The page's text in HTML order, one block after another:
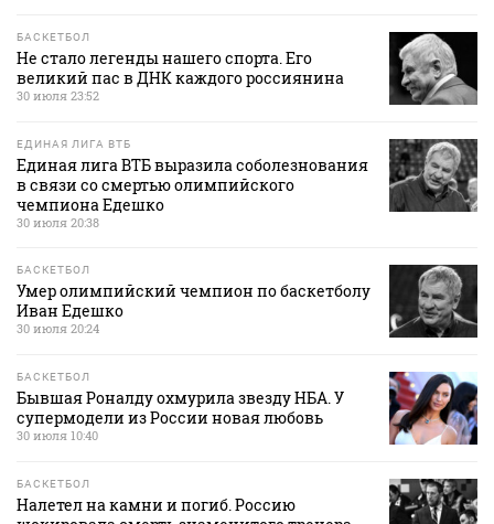
БАСКЕТБОЛ
Не стало легенды нашего спорта. Его
великий пас в ДНК каждого россиянина
30 июля 23:52
ЕДИНАЯ ЛИГА ВТБ
Единая лига ВТБ выразила соболезнования
в связи со смертью олимпийского
чемпиона Едешко
30 июля 20:38
БАСКЕТБОЛ
Умер олимпийский чемпион по баскетболу
Иван Едешко
30 июля 20:24
БАСКЕТБОЛ
Бывшая Роналду охмурила звезду НБА. У
супермодели из России новая любовь
30 июля 10:40
БАСКЕТБОЛ
Налетел на камни и погиб. Россию